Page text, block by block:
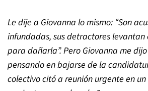
Le dije a Giovanna lo mismo: “Son
infundadas, sus detractores levantan
para dañarla”. Pero Giovanna me
pensando en bajarse de la
colectivo citó a reunión urgente en